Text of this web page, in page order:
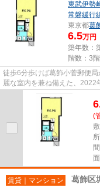
東武伊勢
常磐緩行
東京都葛
6.5万円
築年数：
階数：3
徒歩6分歩けば葛飾小菅郵便
麗な室内を兼ね備えた、2022
駅利用可能な物件です。ココ東
(
賃貸｜マンション 葛飾区